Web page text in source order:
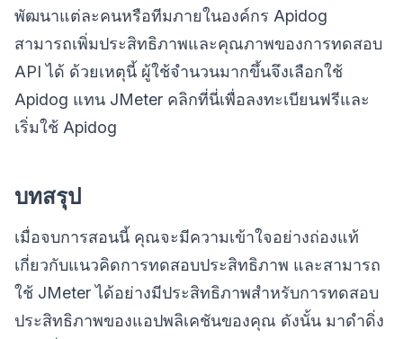
พัฒนาแต่ละคนหรือทีมภายในองค์กร Apidog
สามารถเพิ่มประสิทธิภาพและคุณภาพของการทดสอบ
API ได้ ด้วยเหตุนี้ ผู้ใช้จำนวนมากขึ้นจึงเลือกใช้
Apidog แทน JMeter คลิกที่นี่เพื่อลงทะเบียนฟรีและ
เริ่มใช้ Apidog
บทสรุป
เมื่อจบการสอนนี้ คุณจะมีความเข้าใจอย่างถ่องแท้
เกี่ยวกับแนวคิดการทดสอบประสิทธิภาพ และสามารถ
ใช้ JMeter ได้อย่างมีประสิทธิภาพสำหรับการทดสอบ
ประสิทธิภาพของแอปพลิเคชันของคุณ ดังนั้น มาดำดิ่ง